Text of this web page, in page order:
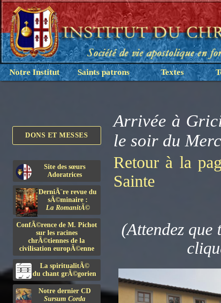
Notre Institut Saints patrons Textes
DONS ET MESSES
Site des sœurs
Adoratrices
DerniÃ¨re revue du
sÃ©minaire :
La RomanitÃ©
ConfÃ©rence de M. Pichot
sur les racines
chrÃ©tiennes de la
civilisation europÃ©enne
La spiritualitÃ©
du chant grÃ©gorien
Notre dernier CD
Sursum Corda
Arrivée à
le soir du
Retour à la
Sainte
(Attendez que